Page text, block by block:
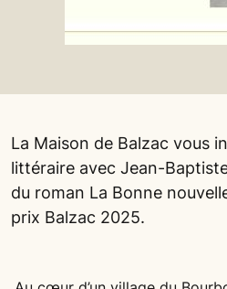
La Maison de Balzac vous
littéraire avec Jean-
du roman La Bonne
prix Balzac 2025.